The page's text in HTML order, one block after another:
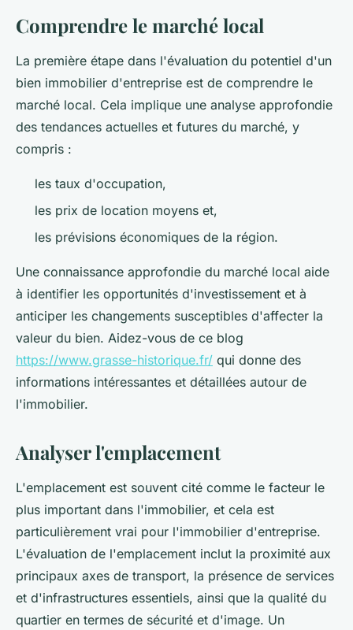
Comprendre le marché local
La première étape dans l'évaluation du potentiel d'un
bien immobilier d'entreprise est de comprendre le
marché local. Cela implique une analyse approfondie
des tendances actuelles et futures du marché, y
compris :
les taux d'occupation,
les prix de location moyens et,
les prévisions économiques de la région.
Une connaissance approfondie du marché local aide
à identifier les opportunités d'investissement et à
anticiper les changements susceptibles d'affecter la
valeur du bien. Aidez-vous de ce blog
https://www.grasse-historique.fr/ qui donne des
informations intéressantes et détaillées autour de
l'immobilier.
Analyser l'emplacement
L'emplacement est souvent cité comme le facteur le
plus important dans l'immobilier, et cela est
particulièrement vrai pour l'immobilier d'entreprise.
L'évaluation de l'emplacement inclut la proximité aux
principaux axes de transport, la présence de services
et d'infrastructures essentiels, ainsi que la qualité du
quartier en termes de sécurité et d'image. Un